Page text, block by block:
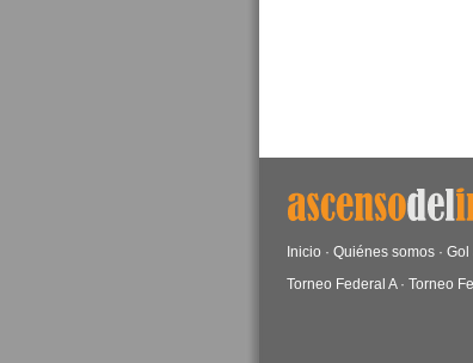
Inicio · Quiénes somos · Gol
Torneo Federal A· Torneo